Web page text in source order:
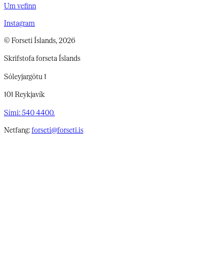
Um vefinn
Instagram
© Forseti Íslands, 2026
Skrifstofa forseta Íslands
Sóleyjargötu 1
101 Reykjavík
Sími: 540 4400.
Netfang:forseti@forseti.is